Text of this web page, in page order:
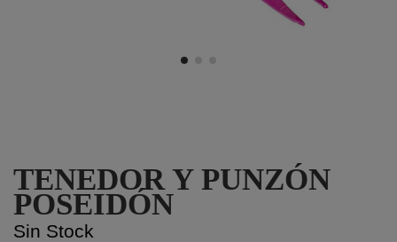
TENEDOR Y PUNZÓN
POSEIDÓN
Sin Stock